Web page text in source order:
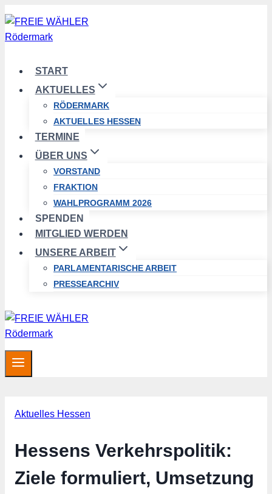
Zum
Inhalt
springen
START
AKTUELLES
RÖDERMARK
AKTUELLES HESSEN
TERMINE
ÜBER UNS
VORSTAND
FRAKTION
WAHLPROGRAMM 2026
SPENDEN
MITGLIED WERDEN
UNSERE ARBEIT
PARLAMENTARISCHE ARBEIT
PRESSEARCHIV
Aktuelles Hessen
Hessens Verkehrspolitik:
Ziele formuliert, Umsetzung